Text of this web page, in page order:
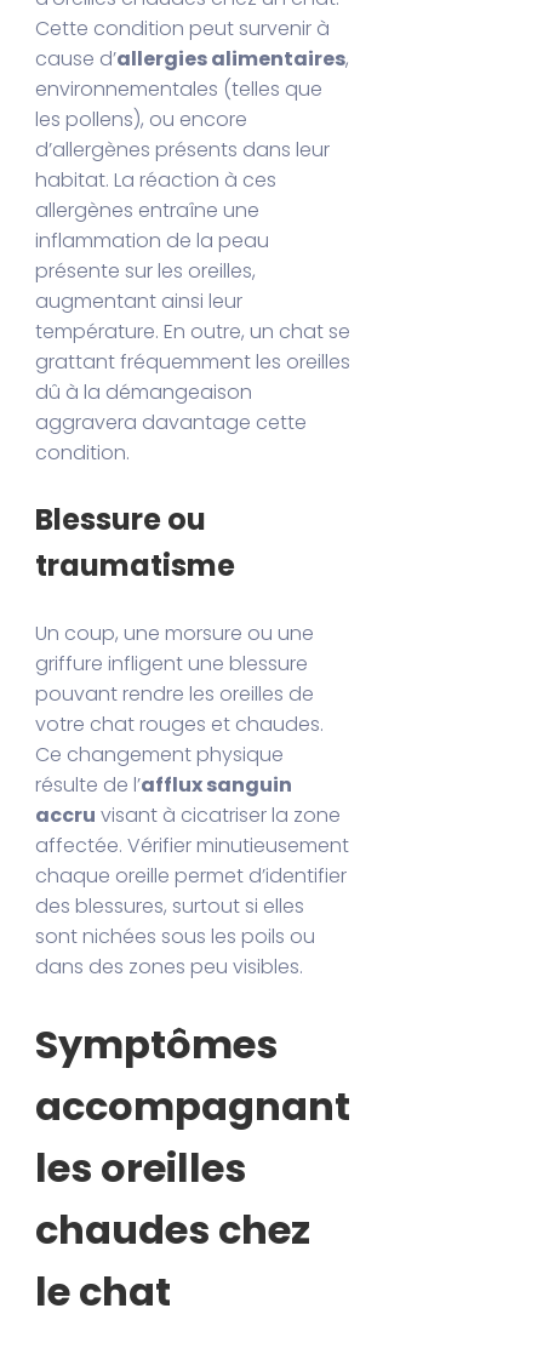
Cette condition peut survenir à
cause d’allergies alimentaires,
environnementales (telles que
les pollens), ou encore
d’allergènes présents dans leur
habitat. La réaction à ces
allergènes entraîne une
inflammation de la peau
présente sur les oreilles,
augmentant ainsi leur
température. En outre, un chat se
grattant fréquemment les oreilles
dû à la démangeaison
aggravera davantage cette
condition.
Blessure ou
traumatisme
Un coup, une morsure ou une
griffure infligent une blessure
pouvant rendre les oreilles de
votre chat rouges et chaudes.
Ce changement physique
résulte de l’afflux sanguin
accru visant à cicatriser la zone
affectée. Vérifier minutieusement
chaque oreille permet d’identifier
des blessures, surtout si elles
sont nichées sous les poils ou
dans des zones peu visibles.
Symptômes
accompagnant
les oreilles
chaudes chez
le chat